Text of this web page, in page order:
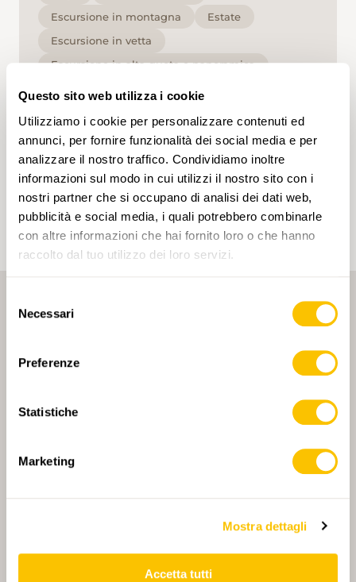
Questo sito web utilizza i cookie
Utilizziamo i cookie per personalizzare contenuti ed
annunci, per fornire funzionalità dei social media e per
analizzare il nostro traffico. Condividiamo inoltre
informazioni sul modo in cui utilizzi il nostro sito con i
nostri partner che si occupano di analisi dei dati web,
pubblicità e social media, i quali potrebbero combinarle
con altre informazioni che hai fornito loro o che hanno
raccolto dal tuo utilizzo dei loro servizi.
delNecessari
Preferenze
Statistiche
Marketing
Mostra dettagli
Accetta tutti
Escursione in montagna
Estate
Escursione in vetta
Escursione in alta quota e panoramica
Cliccando su un tag, puoi aggiungerlo al tuo
ai tuoi interessi. I tag possono essere salvati solo in
un account.